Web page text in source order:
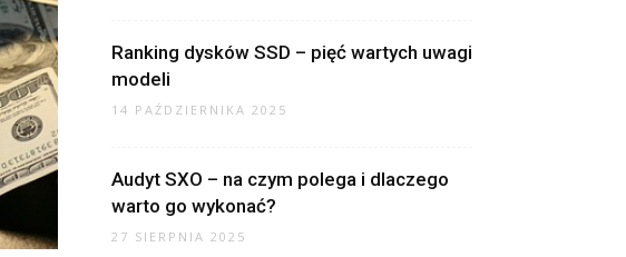
Ranking dysków SSD – pięć wartych uwagi
modeli
14 PAŹDZIERNIKA 2025
Audyt SXO – na czym polega i dlaczego
warto go wykonać?
27 SIERPNIA 2025